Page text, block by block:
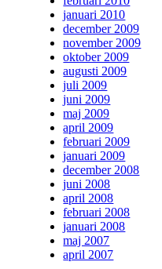
januari 2010
december 2009
november 2009
oktober 2009
augusti 2009
juli 2009
juni 2009
maj 2009
april 2009
februari 2009
januari 2009
december 2008
juni 2008
april 2008
februari 2008
januari 2008
maj 2007
april 2007